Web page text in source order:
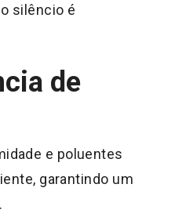
silêncio é
de
e poluentes
garantindo um